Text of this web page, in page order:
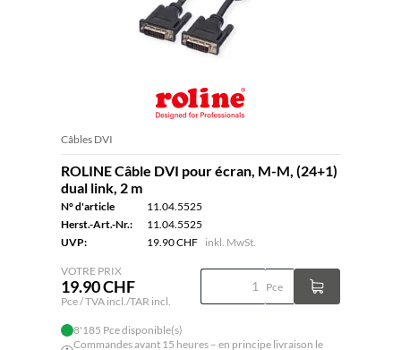
Câbles DVI
ROLINE Câble DVI pour écran, M-M, (24+1)
dual link, 2 m
N° d'article
11.04.5525
Herst.-Art.-Nr.:
11.04.5525
UVP:
19.90 CHF inkl. MwSt.
VOTRE PRIX
19.90 CHF
Pce / TVA incl./TAR incl.
Pce
8'185 Pce disponible(s)
Commandes avant 15 heures – en principe livraison le